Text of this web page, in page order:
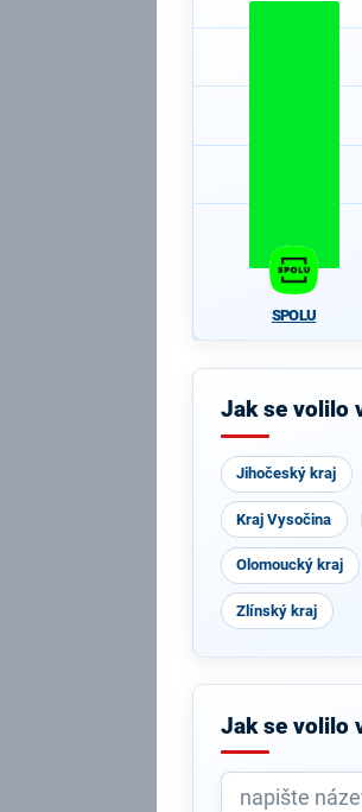
SPOLU
Jak se volilo
Jihočeský kraj
Kraj Vysočina
Olomoucký kraj
Zlínský kraj
Jak se volilo